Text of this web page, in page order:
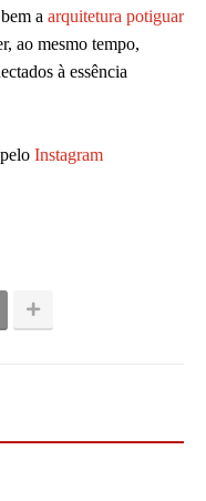
a arquitetura potiguar
ao mesmo tempo,
à essência
Instagram